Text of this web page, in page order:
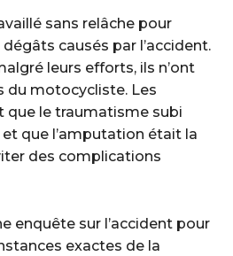
sans relâche pour
causés par l’accident.
leurs efforts, ils n’ont
du motocycliste. Les
que le traumatisme subi
que l’amputation était la
des complications
enquête sur l’accident pour
exactes de la